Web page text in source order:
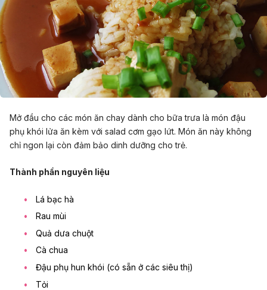
Mở đầu cho các món ăn chay dành cho bữa trưa là món đậu
phụ khói lửa ăn kèm với salad cơm gạo lứt. Món ăn này không
chỉ ngon lại còn đảm bảo dinh dưỡng cho trẻ.
Thành phần nguyên liệu
Lá bạc hà
Rau mùi
Quả dưa chuột
Cà chua
Đậu phụ hun khói (có sẵn ở các siêu thị)
Tỏi